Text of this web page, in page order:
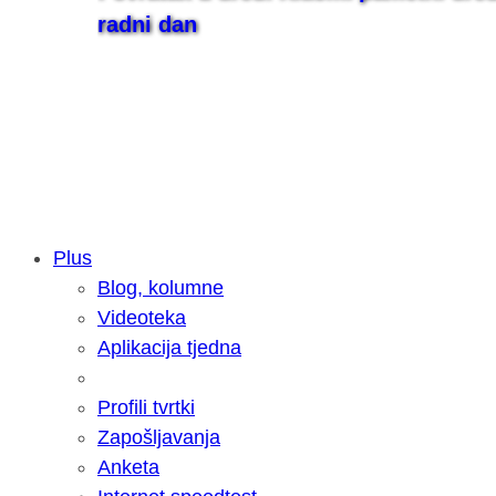
radni dan
Samsung otkrio kako je nastajala
razvoja donijelo tanje i izdržljivije
Plus
Blog, kolumne
Videoteka
Aplikacija tjedna
Profili tvrtki
Zapošljavanja
Anketa